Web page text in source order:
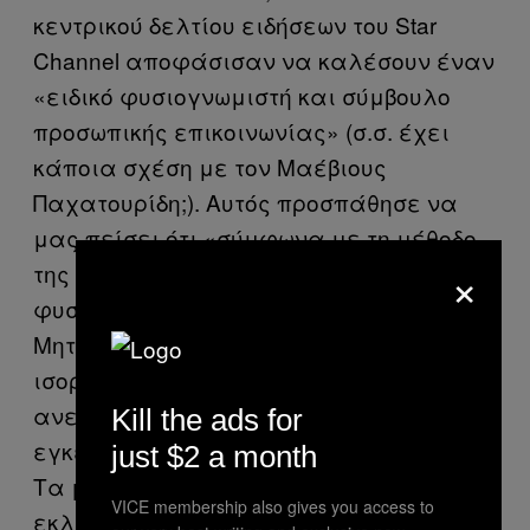
κεντρικού δελτίου ειδήσεων του Star
Channel αποφάσισαν να καλέσουν έναν
«ειδικό φυσιογνωμιστή και σύμβουλο
προσωπικής επικοινωνίας» (σ.σ. έχει
κάποια σχέση με τον Μαέβιους
Παχατουρίδη;). Αυτός προσπάθησε να
μας πείσει ότι «σύμφωνα με τη μέθοδο
της μορφοψυχολογίας και
φυσιογνωμικής, το πρόσωπο του κ.
Μητσοτάκη είναι πιο επίμηκες, είναι
ισορροπημένο σε πλάτος με
ανεπτυγμένες τις ανώτερες
εγκεφαλική και συναισθηματική ζώνη.
Τα μάτια, η μύτη, το στόμα είναι πιο
εκλεπτυσμένα και εσωτερικευμένα».
×
Kill the ads for
just $2 a month
VICE membership also gives you access to